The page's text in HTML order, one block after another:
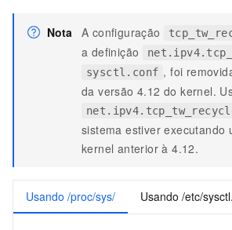
Nota A configuração
a definição
sysctl.conf , foi
da versão 4.12 do kernel.
sistema estiver executando
kernel anterior à 4.12.
Usando /proc/sys/ Usando /etc/